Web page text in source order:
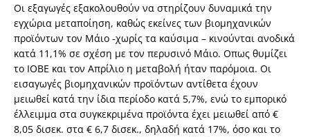
Οι εξαγωγές εξακολουθούν να στηρίζουν δυναμικά την
εγχώρια μεταποίηση, καθώς εκείνες των βιομηχανικών
προϊόντων τον Μάιο -χωρίς τα καύσιμα – κινούνται ανοδικά
κατά 11,1% σε σχέση με τον περυσινό Μάιο. Οπως θυμίζει
το ΙΟΒΕ και τον Απρίλιο η μεταβολή ήταν παρόμοια. Οι
εισαγωγές βιομηχανικών προϊόντων αντίθετα έχουν
μειωθεί κατά την ίδια περίοδο κατά 5,7%, ενώ το εμπορικό
έλλειμμα στα συγκεκριμένα προϊόντα έχει μειωθεί από €
8,05 δισεκ. στα € 6,7 δισεκ., δηλαδή κατά 17%, όσο και το